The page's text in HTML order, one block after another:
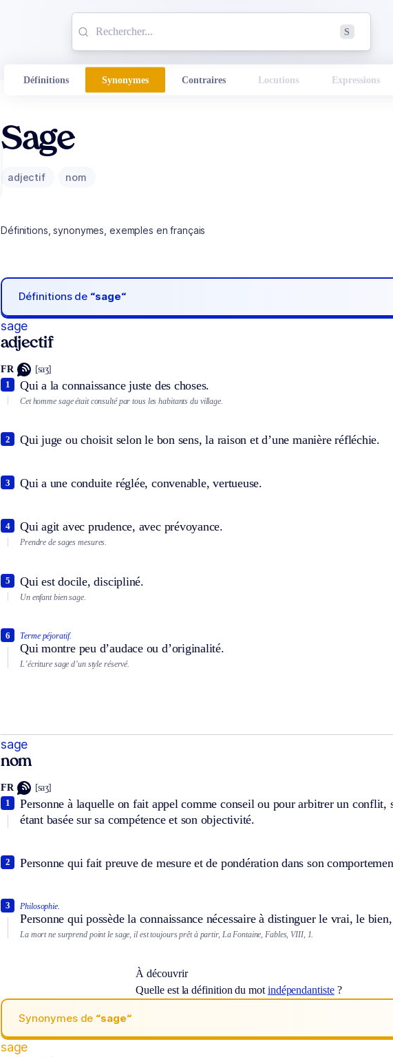
S
Définitions Synonymes Contraires Locutions Expressions
Sage
adjectif nom
Définitions, synonymes, exemples en français
Définitions de “sage“
sage
adjectif
FR [saʒ]
Qui a la connaissance juste des choses.
1
Cet homme sage était consulté par tous les habitants du village.
Qui juge ou choisit selon le bon sens, la raison et d’une manière réfléchie.
2
Qui a une conduite réglée, convenable, vertueuse.
3
Qui agit avec prudence, avec prévoyance.
4
Prendre de sages mesures.
Qui est docile, discipliné.
5
Un enfant bien sage.
Terme péjoratif.
Qui montre peu d’audace ou d’originalité.
6
L’écriture sage d’un style réservé.
sage
nom
FR [saʒ]
Personne à laquelle on fait appel comme conseil ou pour arbitrer un conflit,
étant basée sur sa compétence et son objectivité.
1
Personne qui fait preuve de mesure et de pondération dans son
2
Philosophie.
Personne qui possède la connaissance nécessaire à distinguer le vrai, le
3
La mort ne surprend point le sage, il est toujours prêt à partir, La Fontaine, Fables, VIII, 1.
À découvrir
Quelle est la définition du mot indépendantiste?
Synonymes de “sage“
sage